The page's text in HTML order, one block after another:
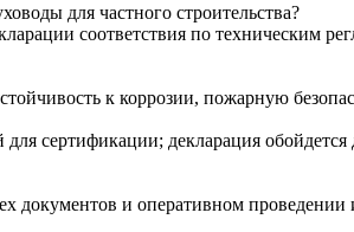
для частного строительства?
соответствия по техническим
к коррозии, пожарную
сертификации; декларация
документов и оперативном проведении